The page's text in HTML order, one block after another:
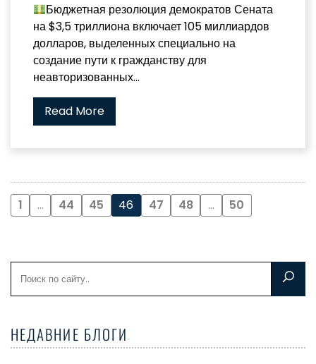
Бюджетная резолюция демократов Сената
на $3,5 триллиона включает 105 миллиардов
долларов, выделенных специально на
создание пути к гражданству для
неавторизованных...
Read More
1 … 44 45 46 47 48 … 50
НЕДАВНИЕ БЛОГИ